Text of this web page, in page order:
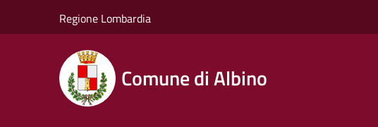
Regione Lombardia
Comune di Albino